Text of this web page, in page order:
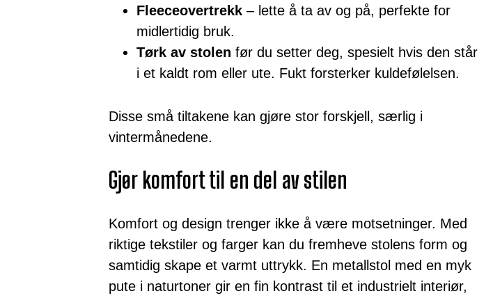
Fleeceovertrekk – lette å ta av og på, perfekte for
midlertidig bruk.
Tørk av stolen før du setter deg, spesielt hvis den står
i et kaldt rom eller ute. Fukt forsterker kuldefølelsen.
Disse små tiltakene kan gjøre stor forskjell, særlig i
vintermånedene.
Gjør komfort til en del av stilen
Komfort og design trenger ikke å være motsetninger. Med
riktige tekstiler og farger kan du fremheve stolens form og
samtidig skape et varmt uttrykk. En metallstol med en myk
pute i naturtoner gir en fin kontrast til et industrielt interiør,